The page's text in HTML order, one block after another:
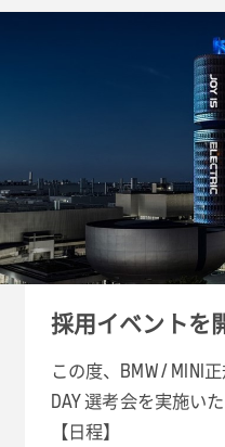
採用イベントを
この度、BMW / MINI
DAY 選考会を実施いた
【日程】